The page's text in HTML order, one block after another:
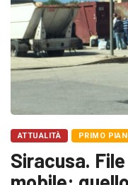
ATTUALITÀ PRIMO
Siracusa.